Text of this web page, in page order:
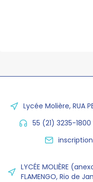
Lycée Molière, RUA
55 (21) 3235-
LYCÉE MOLIÈRE
FLAMENGO, Rio de